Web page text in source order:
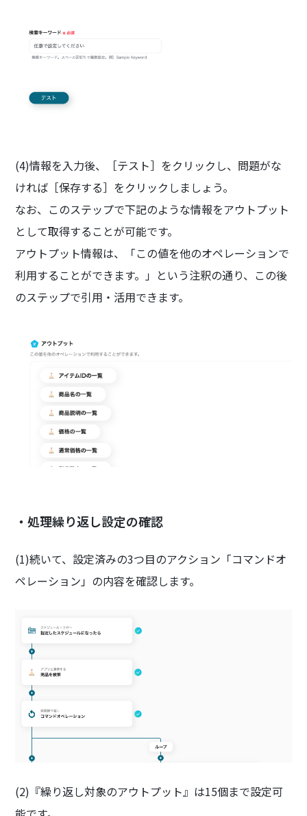
(4)情報を入力後、［テスト］をクリックし、問題がな
ければ［保存する］をクリックしましょう。
なお、このステップで下記のような情報をアウトプット
として取得することが可能です。
アウトプット情報は、「この値を他のオペレーションで
利用することができます。」という注釈の通り、この後
のステップで引用・活用できます。
・処理繰り返し設定の確認
(1)続いて、設定済みの3つ目のアクション「コマンドオ
ペレーション」の内容を確認します。
(2)『繰り返し対象のアウトプット』は15個まで設定可